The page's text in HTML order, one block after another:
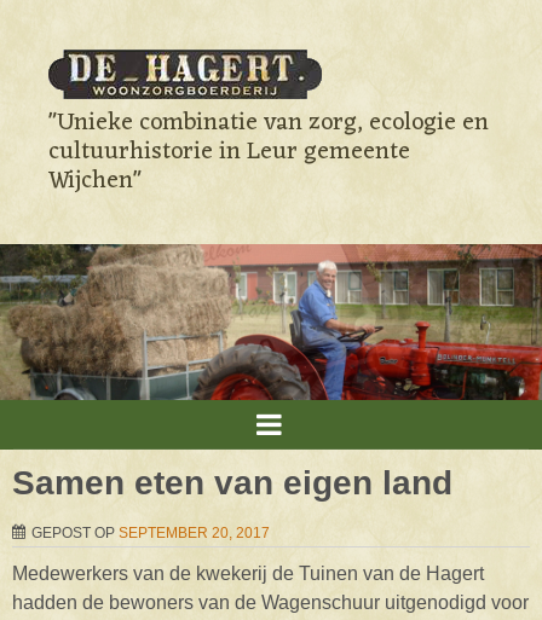
"Unieke combinatie van zorg, ecologie en
cultuurhistorie in Leur gemeente
Wijchen"
Samen eten van eigen land
GEPOST OP SEPTEMBER 20, 2017
Medewerkers van de kwekerij de Tuinen van de Hagert
hadden de bewoners van de Wagenschuur uitgenodigd voor